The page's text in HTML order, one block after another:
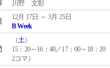
川野 文彰
12月 17日 ～ 3月 25日
B Week
（土）
15：20～16：40／17：00～18：20
2コマ）